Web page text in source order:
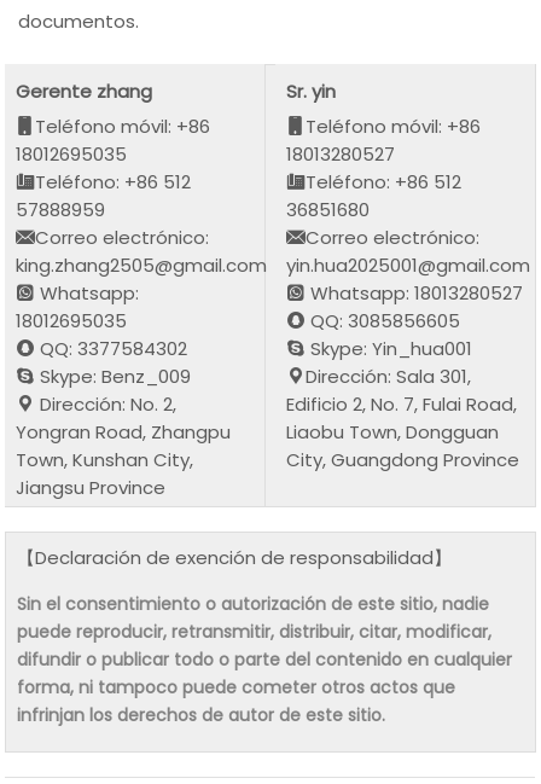
documentos.
Gerente zhang
Teléfono móvil: +86
18012695035
Teléfono: +86 512
57888959
Correo electrónico:
king.zhang2505@gmail.com
Whatsapp:
18012695035
QQ: 3377584302
Skype: Benz_009
Dirección: No. 2,
Yongran Road, Zhangpu
Town, Kunshan City,
Jiangsu Province
Sr. yin
Teléfono móvil: +86
18013280527
Teléfono: +86 512
36851680
Correo electrónico:
yin.hua2025001@gmail.com
Whatsapp: 18013280527
QQ: 3085856605
Skype: Yin_hua001
Dirección: Sala 301,
Edificio 2, No. 7, Fulai Road,
Liaobu Town, Dongguan
City, Guangdong Province
【Declaración de exención de responsabilidad】
Sin el consentimiento o autorización de este sitio, nadie
puede reproducir, retransmitir, distribuir, citar, modificar,
difundir o publicar todo o parte del contenido en cualquier
forma, ni tampoco puede cometer otros actos que
infrinjan los derechos de autor de este sitio.